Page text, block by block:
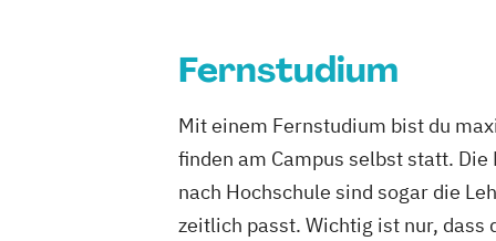
Fernstudium
Mit einem Fernstudium bist du
finden am Campus selbst statt.
nach Hochschule sind sogar die
zeitlich passt. Wichtig ist nur, dass